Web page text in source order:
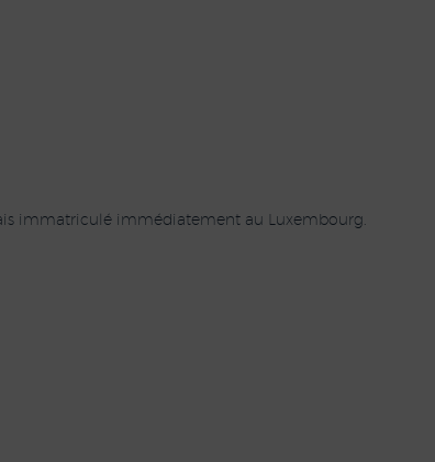
immatriculé immédiatement au Luxembourg.